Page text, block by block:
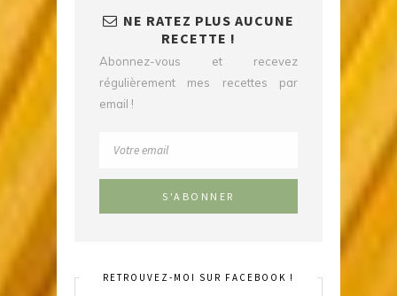
NE RATEZ PLUS AUCUNE
RECETTE !
Abonnez-vous et recevez
régulièrement mes recettes par
email !
RETROUVEZ-MOI SUR FACEBOOK !